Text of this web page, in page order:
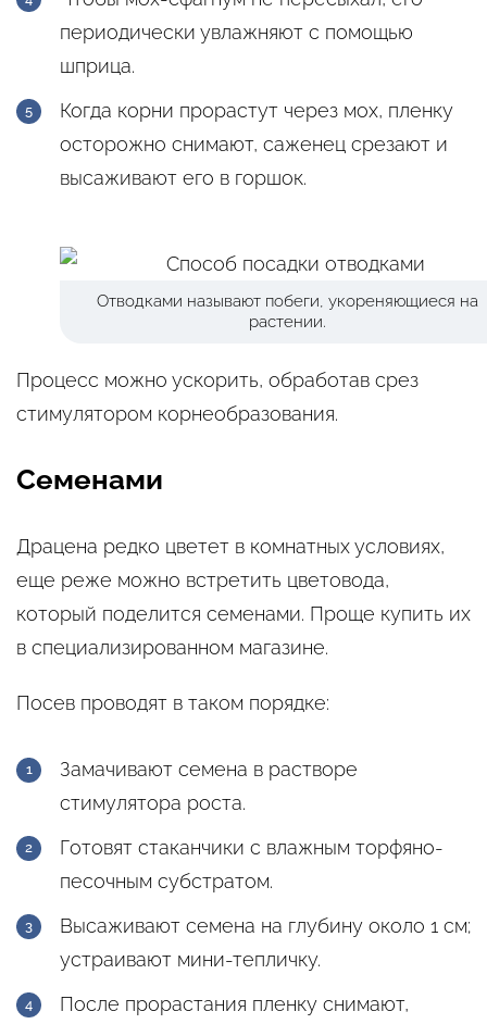
периодически увлажняют с помощью
шприца.
Когда корни прорастут через мох, пленку
осторожно снимают, саженец срезают и
высаживают его в горшок.
Отводками называют побеги, укореняющиеся на
растении.
Процесс можно ускорить, обработав срез
стимулятором корнеобразования.
Семенами
Драцена редко цветет в комнатных условиях,
еще реже можно встретить цветовода,
который поделится семенами. Проще купить их
в специализированном магазине.
Посев проводят в таком порядке:
Замачивают семена в растворе
стимулятора роста.
Готовят стаканчики с влажным торфяно-
песочным субстратом.
Высаживают семена на глубину около 1 см;
устраивают мини-тепличку.
После прорастания пленку снимают,